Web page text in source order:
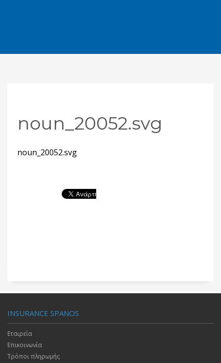
noun_20052.svg
noun_20052.svg
INSURANCE SPANOS
Εταιρεία
Επικοινωνία
Τρόποι πληρωμής